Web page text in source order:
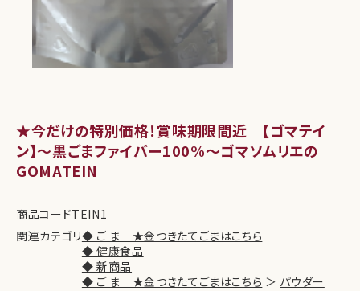
★今だけの特別価格！賞味期限間近 【ゴマテイ
ン】～黒ごまファイバー100%～ゴマソムリエの
GOMATEIN
商品コードTEIN1
関連カテゴリ◆ ご ま ★金つきたてごまはこちら
◆ 健康食品
◆ 新商品
◆ ご ま ★金つきたてごまはこちら ＞ パウダー